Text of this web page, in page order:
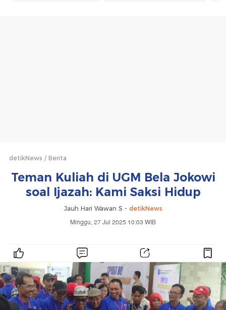
detikNews Berita
Teman Kuliah di UGM Bela Jokowi
soal Ijazah: Kami Saksi Hidup
Jauh Hari Wawan S - detikNews
Minggu, 27 Jul 2025 10:03 WIB